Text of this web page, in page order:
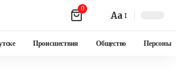
0
Aa
Происшествия Общество Персоны